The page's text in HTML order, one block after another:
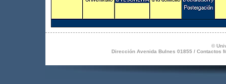
©
Dirección Avenida Bulnes 01855 / Contactos